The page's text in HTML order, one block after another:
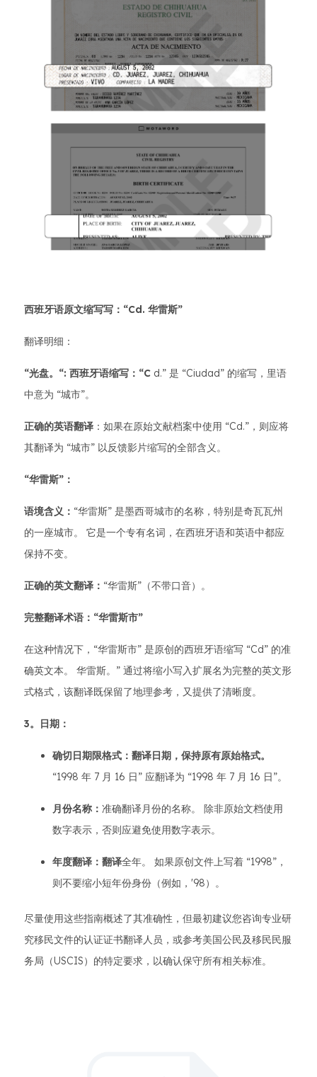
西班牙语原文缩写写：“Cd. 华雷斯”
翻译明细：
“光盘。“: 西班牙语缩写：“C d.” 是 “Ciudad” 的缩写，里语
中意为 “城市”。
正确的英语翻译 ：如果在原始文献档案中使用 “Cd.”，则应将
其翻译为 “城市” 以反馈影片缩写的全部含义。
“华雷斯”：
语境含义： “华雷斯” 是墨西哥城市的名称，特别是奇瓦瓦州
的一座城市。 它是一个专有名词，在西班牙语和英语中都应
保持不变。
正确的英文翻译： “华雷斯”（不带口音）。
完整翻译术语：“华雷斯市”
在这种情况下，“华雷斯市” 是原创的西班牙语缩写 “Cd” 的准
确英文本。 华雷斯。” 通过将缩小写入扩展名为完整的英文形
式格式，该翻译既保留了地理参考，又提供了清晰度。
3。日期：
确切日期限格式：翻译日期，保持原有原始格式。
“1998 年 7 月 16 日” 应翻译为 “1998 年 7 月 16 日”。
月份名称： 准确翻译月份的名称。 除非原始文档使用
数字表示，否则应避免使用数字表示。
年度翻译：翻译全年。 如果原创文件上写着 “1998”，
则不要缩小短年份身份（例如，'98）。
尽量使用这些指南概述了其准确性，但最初建议您咨询专业研
究移民文件的认证证书翻译人员，或参考美国公民及移民民服
务局（USCIS）的特定要求，以确认保守所有相关标准。